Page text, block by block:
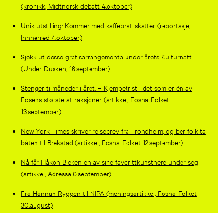
(kronikk, Midtnorsk debatt 4.oktober)
Unik utstilling: Kommer med kaffeprat-skatter (reportasje,
Innherred 4.oktober)
Sjekk ut desse gratisarrangementa under årets Kulturnatt
(Under Dusken, 16.september)
Stenger ti måneder i året: – Kjempetrist i det som er én av
Fosens største attraksjoner (artikkel, Fosna-Folket
13.september)
New York Times skriver reisebrev fra Trondheim, og ber folk ta
båten til Brekstad (artikkel, Fosna-Folket 12.september)
Nå får Håkon Bleken en av sine favorittkunstnere under seg
(artikkel, Adressa 6.september)
Fra Hannah Ryggen til NIPA (meningsartikkel, Fosna-Folket
30.august)